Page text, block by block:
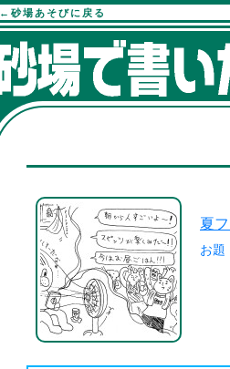
←砂場あそびに戻る
夏
お題